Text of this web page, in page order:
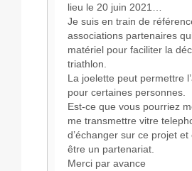
lieu le 20 juin 2021…
Je suis en train de
associations partenaires
matériel pour faciliter la
triathlon.
La joelette peut permettre
pour certaines personnes.
Est-ce que vous pourriez
me transmettre vitre
d’échanger sur ce projet
être un partenariat.
Merci par avance